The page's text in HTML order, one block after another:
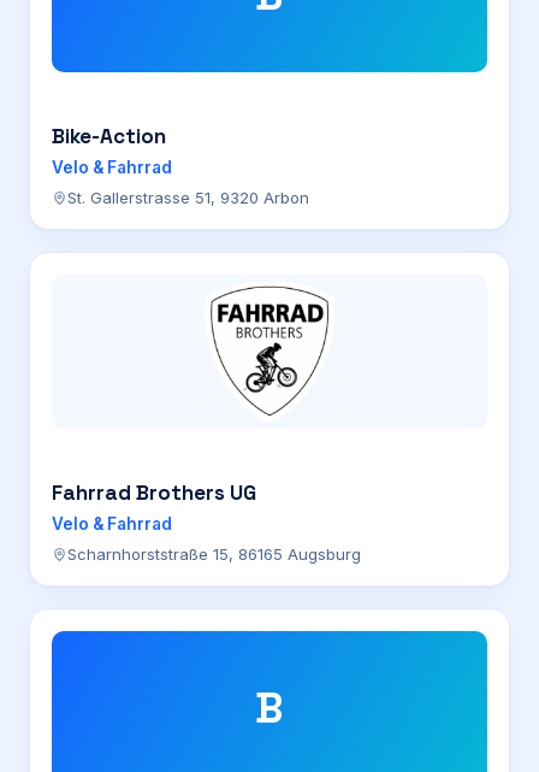
Bike-Action
Velo & Fahrrad
St. Gallerstrasse 51, 9320 Arbon
Fahrrad Brothers UG
Velo & Fahrrad
Scharnhorststraße 15, 86165 Augsburg
B